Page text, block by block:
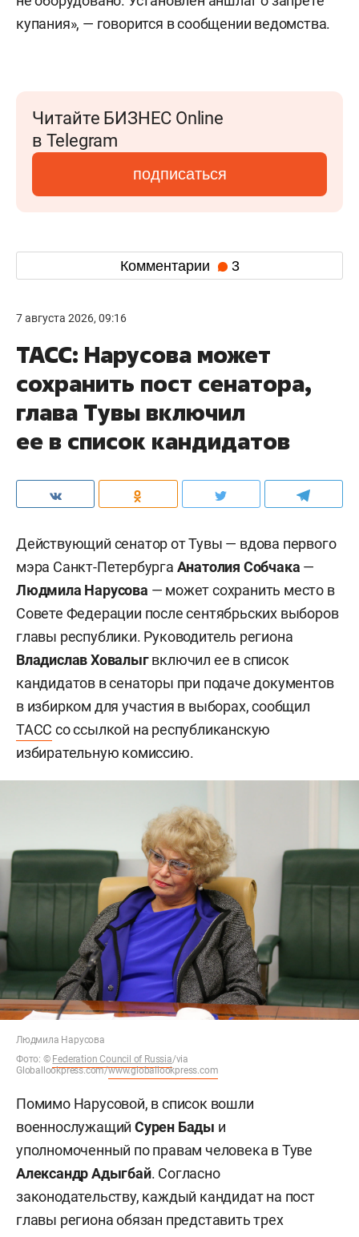
купания», — говорится в сообщении ведомства.
Читайте БИЗНЕС Online
в Telegram
подписаться
Комментарии 3
7 августа 2026, 09:16
ТАСС: Нарусова может
сохранить пост сенатора,
глава Тувы включил
ее в список кандидатов
Действующий сенатор от Тувы — вдова первого
мэра Санкт-Петербурга Анатолия Собчака —
Людмила Нарусова — может сохранить место в
Совете Федерации после сентябрьских выборов
главы республики. Руководитель региона
Владислав Ховалыгвключил ее в список
кандидатов в сенаторы при подаче документов
в избирком для участия в выборах, сообщил
ТАСС со ссылкой на республиканскую
избирательную комиссию.
Людмила Нарусова
Фото: © Federation Council of Russia/via
Globallookpress.com/www.globallookpress.com
Помимо Нарусовой, в список вошли
военнослужащийСурен Бады и
уполномоченный по правам человека в Туве
Александр Адыгбай. Согласно
законодательству, каждый кандидат на пост
главы региона обязан представить трех